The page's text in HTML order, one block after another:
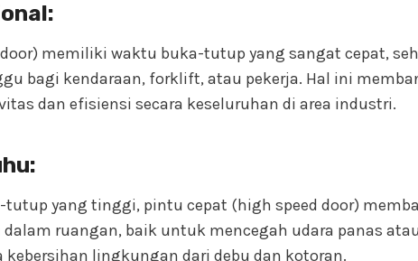
memiliki waktu buka-tutup yang sangat cepat,
bagi kendaraan, forklift, atau pekerja. Hal ini
dan efisiensi secara keseluruhan di area industri.
tutup yang tinggi, pintu cepat (high speed door)
ruangan, baik untuk mencegah udara panas
lingkungan dari debu dan kotoran.